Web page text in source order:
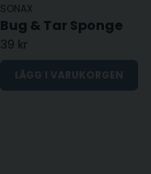
SONAX
Bug & Tar Sponge
39 kr
LÄGG I VARUKORGEN